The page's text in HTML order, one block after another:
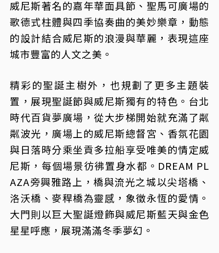
威尼斯著名的嘉年華面具節、聖馬可廣場的
歌德式柱體與四季協奏曲的美妙樂章，動態
的設計結合威尼斯的浪漫與華麗，表現這座
城市豐富的人文之美。
精彩的聖誕主樹外，也規劃了更多主題裝
置，展現聖誕節與威尼斯獨有的特色。台北
時代百貨夢廣場，從大步梯開始就充滿了粼
粼波光，廣場上的威尼斯總督宮、香氛花園
與日落時分乘坐貢多拉船享受唯美的情定威
尼斯，每個場景彷彿置身水都。DREAM PL
AZA旁興雅路上，橋與流光之城以尖塔橋、
洛沃橋、麥稈橋為靈感，象徵永恆的愛情。
大門則以巨大聖誕燈飾與威尼斯藍天與金色
星星呼應，展現滿滿冬季夢幻。